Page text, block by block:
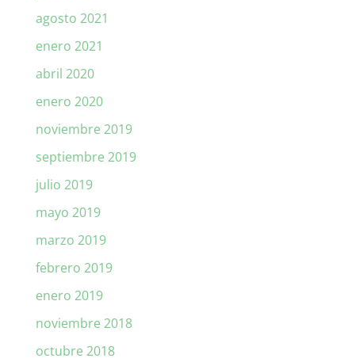
agosto 2021
enero 2021
abril 2020
enero 2020
noviembre 2019
septiembre 2019
julio 2019
mayo 2019
marzo 2019
febrero 2019
enero 2019
noviembre 2018
octubre 2018